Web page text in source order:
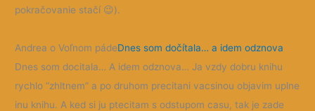
pokračovanie stačí 😉).
Andrea o Voľnom pádeDnes som dočítala… a idem odznova
Dnes som docitala… A idem odznova… Ja vzdy dobru knihu
rychlo “zhltnem” a po druhom precitani vacsinou objavim uplne
inu knihu. A ked si ju ptecitam s odstupom casu, tak je zade